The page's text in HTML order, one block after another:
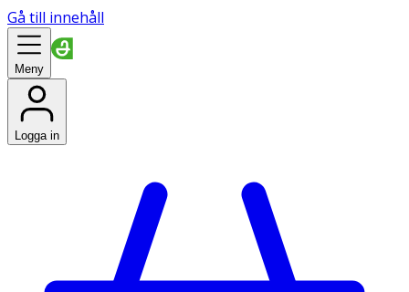
Gå till innehåll
Meny
Logga in